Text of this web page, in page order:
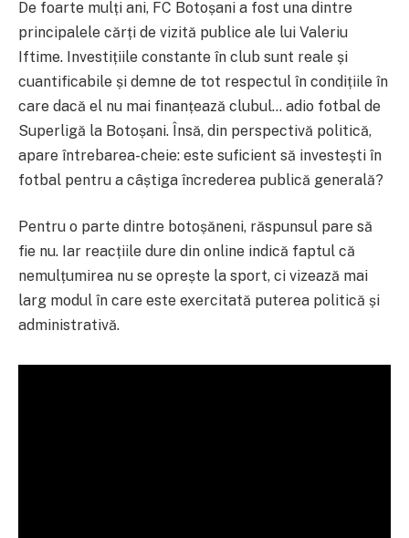
De foarte mulți ani, FC Botoșani a fost una dintre
principalele cărți de vizită publice ale lui Valeriu
Iftime. Investițiile constante în club sunt reale și
cuantificabile și demne de tot respectul în condițiile în
care dacă el nu mai finanțează clubul… adio fotbal de
Superligă la Botoșani. Însă, din perspectivă politică,
apare întrebarea-cheie: este suficient să investești în
fotbal pentru a câștiga încrederea publică generală?
Pentru o parte dintre botoșăneni, răspunsul pare să
fie nu. Iar reacțiile dure din online indică faptul că
nemulțumirea nu se oprește la sport, ci vizează mai
larg modul în care este exercitată puterea politică și
administrativă.